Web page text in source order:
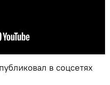
в соцсетях